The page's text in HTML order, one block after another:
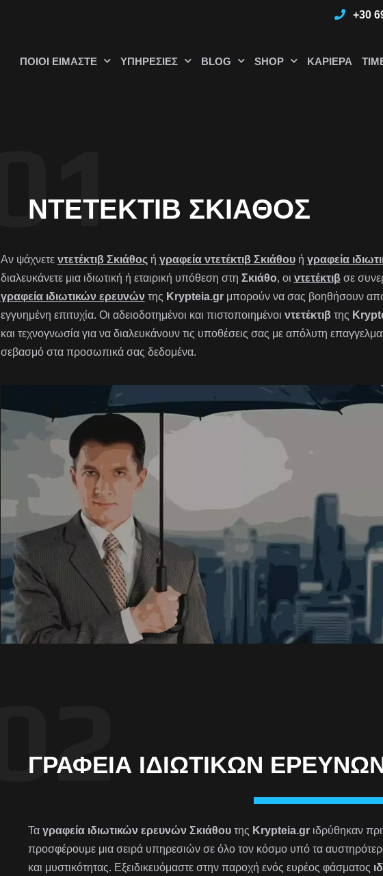
+30
ΠΟΙΟΊ ΕΊΜΑΣΤΕ ΥΠΗΡΕΣΊΕΣ BLOG SHOP ΚΑΡΙΈΡΑ
ΝΤΕΤΈΚΤΙΒ ΣΚΙΆΘΟΣ
Αν ψάχνετε ντετέκτιβ Σκιάθοςή γραφεία ντετέκτιβ Σκιάθουή γραφεία
διαλευκάνετε μια ιδιωτική ή εταιρική υπόθεση στη Σκιάθο, οι ντετέκτιβσε
γραφεία ιδιωτικών ερευνώντης Krypteia.grμπορούν να σας βοηθήσουν
εγγυημένη επιτυχία. Οι αδειοδοτημένοι και πιστοποιημένοι ντετέκτιβτης
και τεχνογνωσία για να διαλευκάνουν τις υποθέσεις σας με απόλυτη
σεβασμό στα προσωπικά σας δεδομένα.
ΓΡΑΦΕΊΑ ΙΔΙΩΤΙΚΏΝ
Τα γραφεία ιδιωτικών ερευνών Σκιάθουτης Krypteia.grιδρύθηκαν
προσφέρουμε μια σειρά υπηρεσιών σε όλο τον κόσμο υπό τα
και μυστικότητας. Εξειδικευόμαστε στην παροχή ενός ευρέος φάσματος